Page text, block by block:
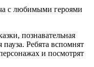
с любимыми героями
познавательная
Ребята вспомнят
и посмотрят